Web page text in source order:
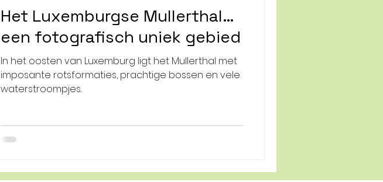
Het Luxemburgse Mullerthal…
een fotografisch uniek gebied
In het oosten van Luxemburg ligt het Mullerthal met
imposante rotsformaties, prachtige bossen en vele
waterstroompjes.